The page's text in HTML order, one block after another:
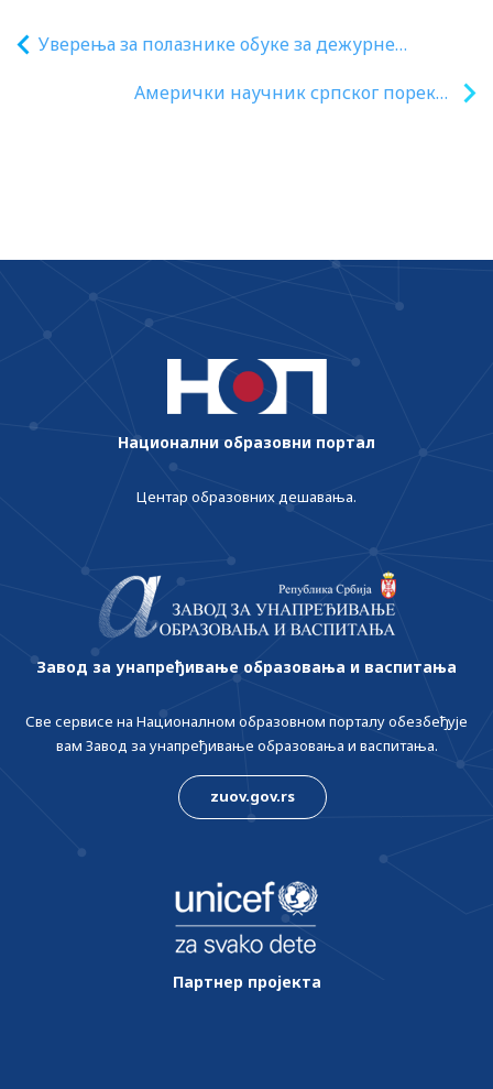
Уверења за полазнике обуке за дежурне
председнике школских комисија на Завршном
Амерички научник српског порекла
Национални образовни портал
Центар образовних дешавања.
Завод за унапређивање образовања и васпитања
Све сервисе на Националном образовном порталу обезбеђује
вам Завод за унапређивање образовања и васпитања.
zuov.gov.rs
Партнер пројекта